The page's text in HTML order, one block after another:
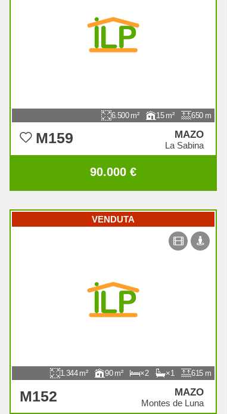
6.500 15 650
M159 MAZO
La Sabina
90.000 €
1.344 90 2 1 615
M152 MAZO
Montes de Luna
VENDUTA